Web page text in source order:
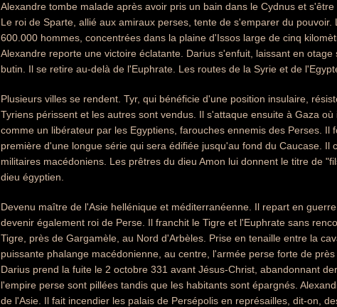
Alexandre tombe malade après avoir pris un bain dans le Cydnus et
Le roi de Sparte, allié aux amiraux perses, tente de s'emparer du
600.000 hommes, concentrées dans la plaine d'Issos large de cinq
Alexandre reporte une victoire éclatante. Darius s'enfuit, laissant en
butin. Il se retire au-delà de l'Euphrate. Les routes de la Syrie et de
Plusieurs villes se rendent. Tyr, qui bénéficie d'une position insulaire,
Tyriens périssent et les autres sont vendus. Il s'attaque ensuite à Gaza
comme un libérateur par les Egyptiens, farouches ennemis des Perses. Il
première d'une longue série qui sera édifiée jusqu'au fond du Caucase.
militaires macédoniens. Les prêtres du dieu Amon lui donnent le titre de
dieu égyptien.
Devenu maître de l'Asie hellénique et méditerranéenne. Il repart en
devenir également roi de Perse. Il franchit le Tigre et l'Euphrate sans
Tigre, près de Gargamèle, au Nord d'Arbèles. Prise en tenaille entre la
puissante phalange macédonienne, au centre, l'armée perse forte de
Darius prend la fuite le 2 octobre 331 avant Jésus-Christ, abandonnant
l'empire perse sont pillées tandis que les habitants sont épargnés.
de l'Asie. Il fait incendier les palais de Persépolis en représailles, dit-on,